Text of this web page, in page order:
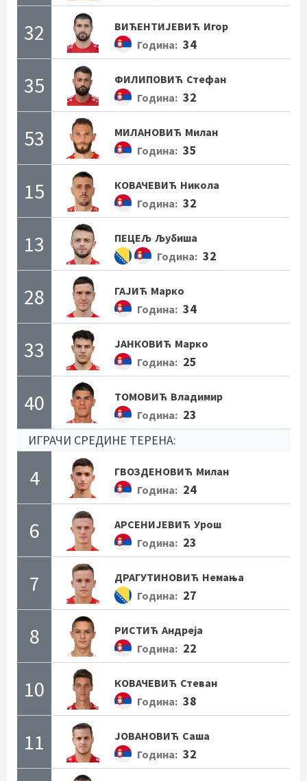
32 ВИЋЕНТИЈЕВИЋ Игор
Година: 34
35 ФИЛИПОВИЋ Стефан
Година: 32
53 МИЛАНОВИЋ Милан
Година: 35
15 КОВАЧЕВИЋ Никола
Година: 32
13 ПЕЦЕЉ Љубиша
Година: 32
28 ГАЈИЋ Марко
Година: 34
33 ЈАНКОВИЋ Марко
Година: 25
40 ТОМОВИЋ Владимир
Година: 23
ИГРАЧИ СРЕДИНЕ ТЕРЕНА:
4 ГВОЗДЕНОВИЋ Милан
Година: 24
6 АРСЕНИЈЕВИЋ Урош
Година: 23
7 ДРАГУТИНОВИЋ Немања
Година: 27
8 РИСТИЋ Андреја
Година: 22
10 КОВАЧЕВИЋ Стеван
Година: 38
11 ЈОВАНОВИЋ Саша
Година: 32